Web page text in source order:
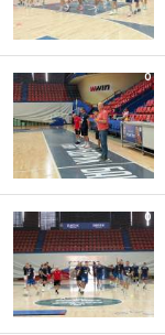
0
0